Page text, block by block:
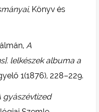
, Könyv és
A
lelkészek albuma a
1(1876), 228–229.
gyászévtized